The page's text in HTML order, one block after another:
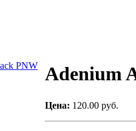
Adenium
Цена: 120.00 руб.